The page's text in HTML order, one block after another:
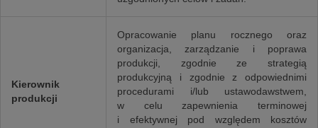
Kierownik
produkcji
Opracowanie planu rocznego oraz
organizacja, zarządzanie i poprawa
produkcji, zgodnie ze strategią
produkcyjną i zgodnie z odpowiednimi
procedurami i/lub ustawodawstwem,
w celu zapewnienia terminowej
i efektywnej pod względem kosztów